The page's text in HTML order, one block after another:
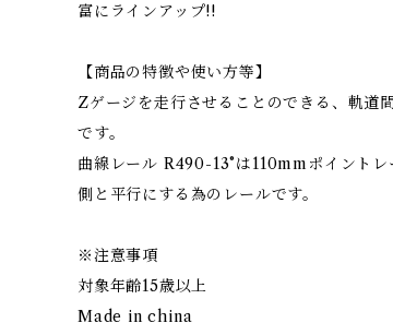
富にラインアップ!!
【商品の特徴や使い方等】
Zゲージを走行させることのできる、軌道
です。
曲線レール R490-13°は110mmポイントレ
側と平行にする為のレールです。
※注意事項
対象年齢15歳以上
Made in china